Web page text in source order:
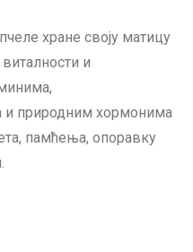
хране своју матицу
и
и природним хормонима
памћења, опоравку